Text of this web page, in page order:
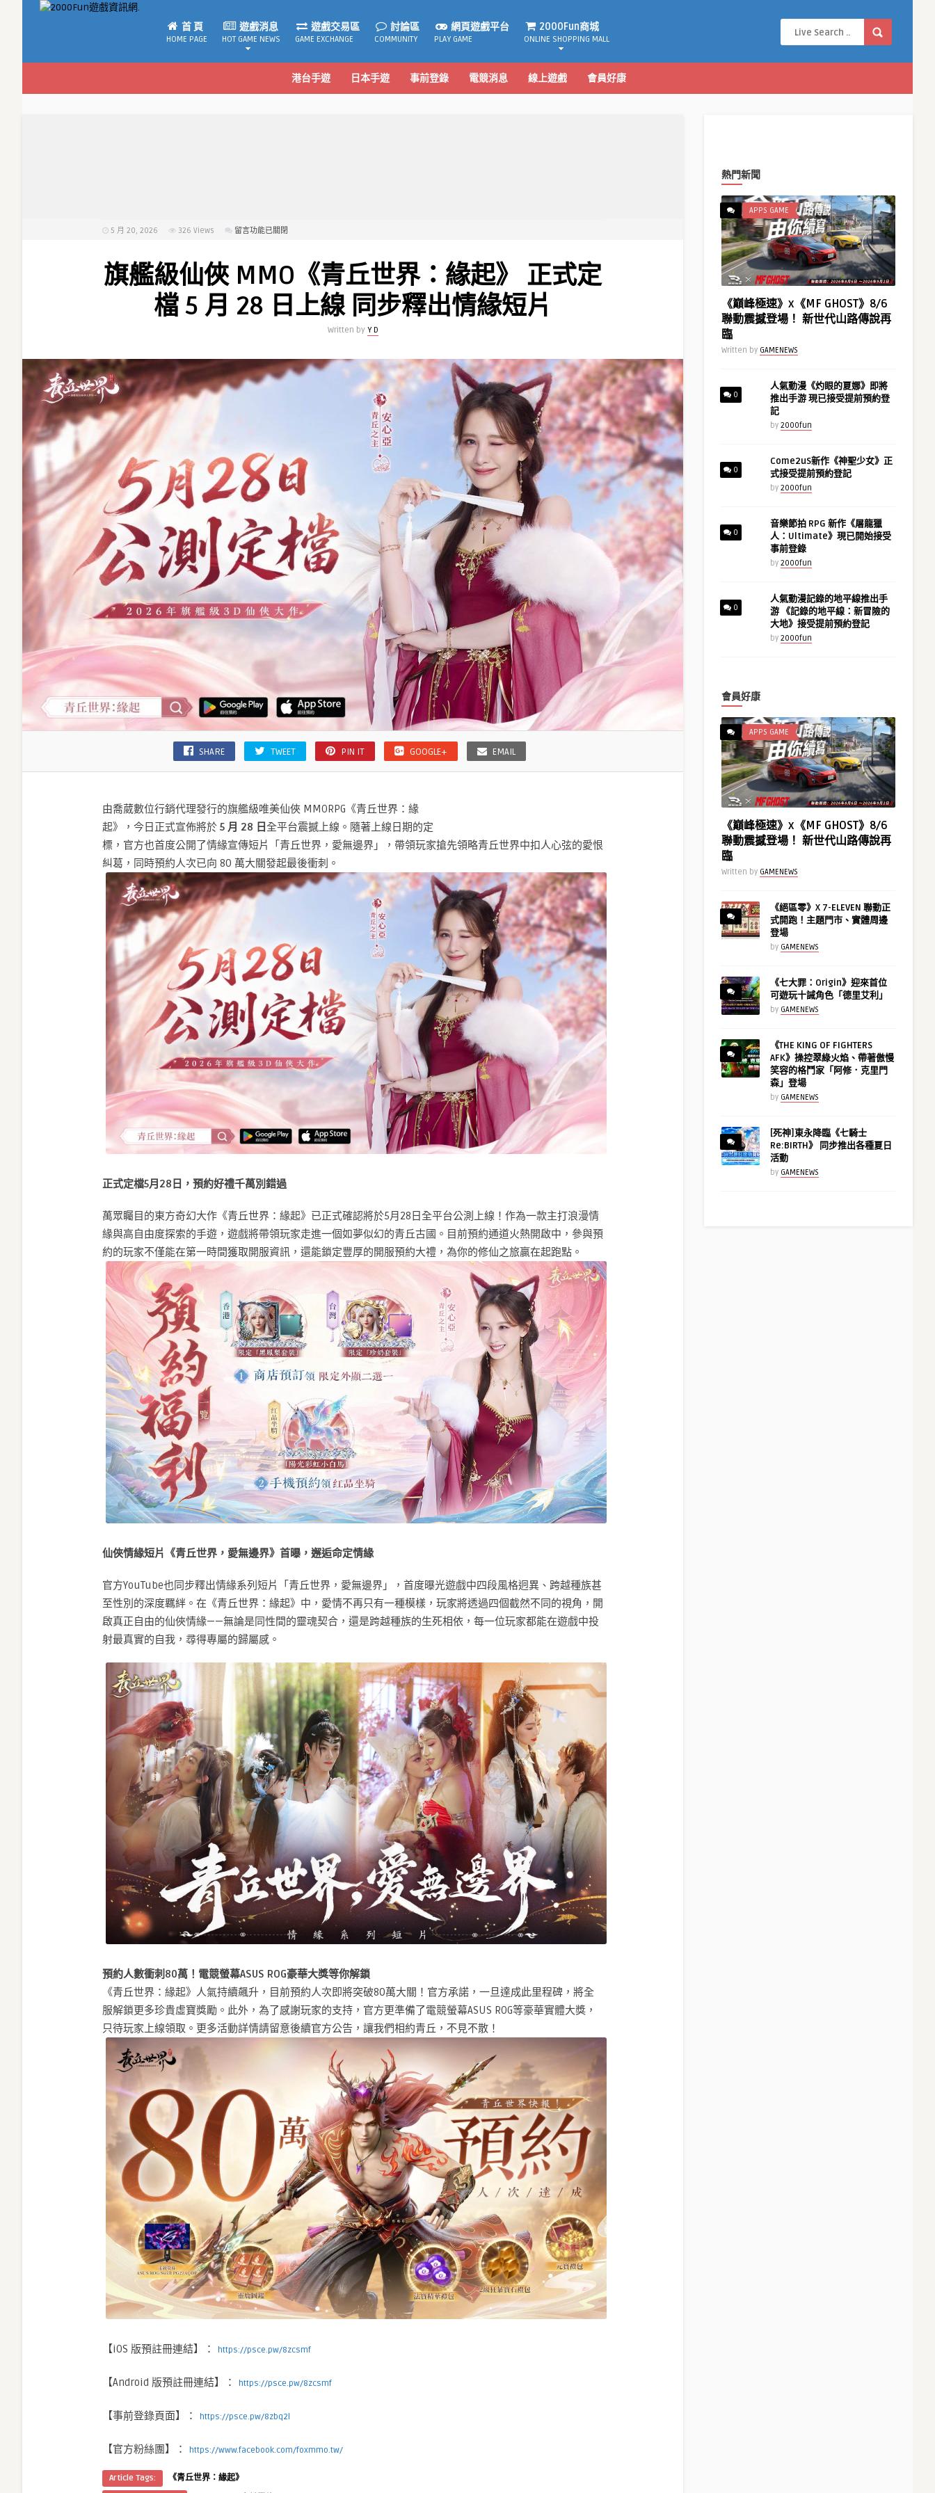
首 頁
HOME PAGE
遊戲消息
HOT GAME NEWS
遊戲交易區
GAME EXCHANGE
討論區
COMMUNITY
網頁遊戲平台
PLAY GAME
2000Fun商城
ONLINE SHOPPING MALL
港台手遊 日本手遊 事前登錄 電競消息 線上遊戲 會員好康
5 月 20, 2026 326 Views
在
俠 MMO《青
起》
同
出
情
緣
中
留言功能已關閉
旗艦級仙俠 MMO《青丘世界：緣起》 正式定
檔 5 月 28 日上線 同步釋出情緣短片
Written by Y D
SHARE TWEET PIN IT GOOGLE+ EMAIL
由喬葳數位行銷代理發行的旗艦級唯美仙俠 MMORPG《青丘世界：緣
起》，今日正式宣佈將於 5 月 28 日全平台震撼上線。隨著上線日期的定
標，官方也首度公開了情緣宣傳短片「青丘世界，愛無邊界」，帶領玩家搶先領略青丘世界中扣人心弦的愛恨
糾葛，同時預約人次已向 80 萬大關發起最後衝刺。
正式定檔5月28日，預約好禮千萬別錯過
萬眾矚目的東方奇幻大作《青丘世界：緣起》已正式確認將於5月28日全平台公測上線！作為一款主打浪漫情
緣與高自由度探索的手遊，遊戲將帶領玩家走進一個如夢似幻的青丘古國。目前預約通道火熱開啟中，參與預
約的玩家不僅能在第一時間獲取開服資訊，還能鎖定豐厚的開服預約大禮，為你的修仙之旅贏在起跑點。
仙俠情緣短片《青丘世界，愛無邊界》首曝，邂逅命定情緣
官方YouTube也同步釋出情緣系列短片「青丘世界，愛無邊界」，首度曝光遊戲中四段風格迥異、跨越種族甚
至性別的深度羈絆。在《青丘世界：緣起》中，愛情不再只有一種模樣，玩家將透過四個截然不同的視角，開
啟真正自由的仙俠情緣——無論是同性間的靈魂契合，還是跨越種族的生死相依，每一位玩家都能在遊戲中投
射最真實的自我，尋得專屬的歸屬感。
預約人數衝刺80萬！電競螢幕ASUS ROG豪華大獎等你解鎖
《青丘世界：緣起》人氣持續飆升，目前預約人次即將突破80萬大關！官方承諾，一旦達成此里程碑，將全
服解鎖更多珍貴虛寶獎勵。此外，為了感謝玩家的支持，官方更準備了電競螢幕ASUS ROG等豪華實體大獎，
只待玩家上線領取。更多活動詳情請留意後續官方公告，讓我們相約青丘，不見不散！
【iOS 版預註冊連結】： https://psce.pw/8zcsmf
【Android 版預註冊連結】： https://psce.pw/8zcsmf
【事前登錄頁面】： https://psce.pw/8zbq2l
【官方粉絲團】： https://www.facebook.com/foxmmo.tw/
Article Tags:
《青丘世界：緣起》
熱門新聞
APPS GAME
《巔峰極速》x《MF GHOST》8/6
聯動震撼登場！ 新世代山路傳說再
臨
Written by GAMENEWS
0
人氣動漫《灼眼的夏娜》即將
推出手游 現已接受提前預約登
記
by 2000fun
0
Come2uS新作《神聖少女》正
式接受提前預約登記
by 2000fun
0
音樂節拍 RPG 新作《屠龍獵
人：Ultimate》現已開始接受
事前登錄
by 2000fun
0
人氣動漫記錄的地平線推出手
游 《記錄的地平線：新冒險的
大地》接受提前預約登記
by 2000fun
會員好康
APPS GAME
《巔峰極速》x《MF GHOST》8/6
聯動震撼登場！ 新世代山路傳說再
臨
Written by GAMENEWS
《絕區零》X 7-ELEVEN 聯動正
式開跑！主題門市、實體周邊
登場
by GAMENEWS
《七大罪：Origin》迎來首位
可遊玩十誡角色「德里艾利」
by GAMENEWS
《THE KING OF FIGHTERS
AFK》操控翠綠火焰、帶著傲慢
笑容的格鬥家「阿修．克里門
森」登場
by GAMENEWS
[死神]東永降臨《七騎士
Re:BIRTH》 同步推出各種夏日
活動
by GAMENEWS